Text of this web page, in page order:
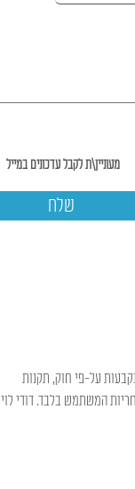
שלח
על-פי חוק, תקנות
המשתמש בלבד. דודי לוי